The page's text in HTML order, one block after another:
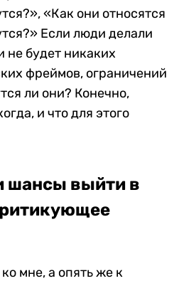
«Как они относятся
Если люди делали
не будет никаких
фреймов, ограничений
ли они? Конечно,
и что для этого
шансы выйти в
мне, а опять же к